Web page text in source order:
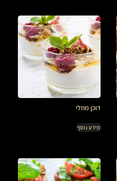
דוכן מוזלי
מידע נוסף